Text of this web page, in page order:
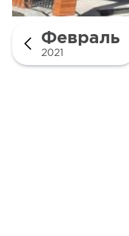
Февраль
2021